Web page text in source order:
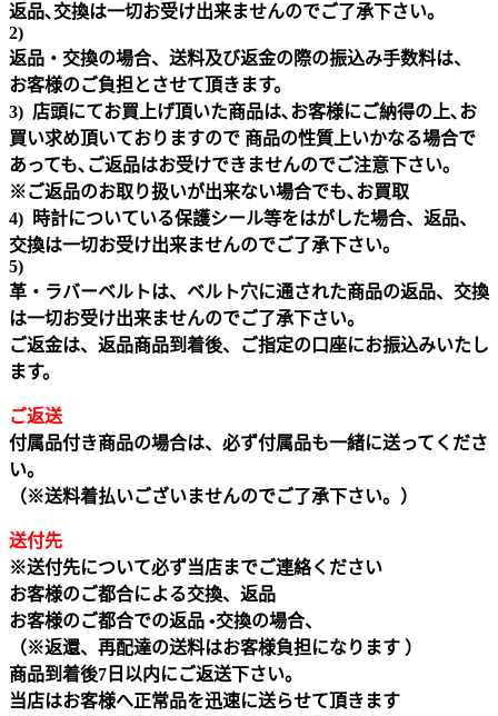
返品､交換は一切お受け出来ませんのでご了承下さい。
2)
返品・交換の場合、送料及び返金の際の振込み手数料は、
お客様のご負担とさせて頂きます。
3) 店頭にてお買上げ頂いた商品は､お客様にご納得の上､お
買い求め頂いておりますので 商品の性質上いかなる場合で
あっても､ご返品はお受けできませんのでご注意下さい｡
※ご返品のお取り扱いが出来ない場合でも､お買取
4) 時計についている保護シール等をはがした場合、返品、
交換は一切お受け出来ませんのでご了承下さい。
5)
革・ラバーベルトは、ベルト穴に通された商品の返品、交換
は一切お受け出来ませんのでご了承下さい。
ご返金は、返品商品到着後、ご指定の口座にお振込みいたし
ます。
ご返送
付属品付き商品の場合は、必ず付属品も一緒に送ってくださ
い。
（※送料着払いございませんのでご了承下さい。）
送付先
※送付先について必ず当店までご連絡ください
お客様のご都合による交換、返品
お客様のご都合での返品 •交換の場合、
（※返還、再配達の送料はお客様負担になります ）
商品到着後7日以内にご返送下さい。
当店はお客様へ正常品を迅速に送らせて頂きます